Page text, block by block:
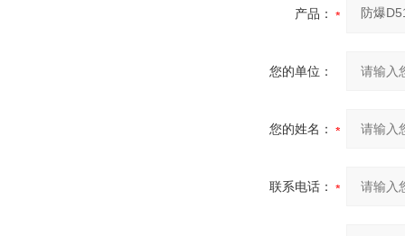
产品：
您的单位：
您的姓名：
联系电话：